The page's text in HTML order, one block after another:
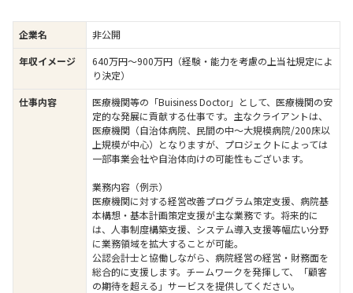
企業名
非公開
年収イメージ
640万円〜900万円（経験・能力を考慮の上当社規定によ
り決定）
仕事内容
医療機関等の「Buisiness Doctor」として、医療機関の安
定的な発展に貢献する仕事です。主なクライアントは、
医療機関（自治体病院、民間の中～大規模病院/200床以
上規模が中心）となりますが、プロジェクトによっては
一部事業会社や自治体向けの可能性もございます。
業務内容（例示）
医療機関に対する経営改善プログラム策定支援、病院基
本構想・基本計画策定支援が主な業務です。将来的に
は、人事制度構築支援、システム導入支援等幅広い分野
に業務領域を拡大することが可能。
公認会計士と協働しながら、病院経営の経営・財務面を
総合的に支援します。チームワークを発揮して、「顧客
の期待を超える」サービスを提供してください。